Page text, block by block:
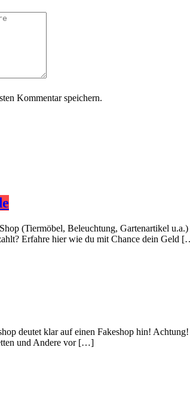
Kommentar speichern.
(Tiermöbel, Beleuchtung, Gartenartikel
Erfahre hier wie du mit Chance dein Geld
deutet klar auf einen Fakeshop hin!
und Andere vor […]